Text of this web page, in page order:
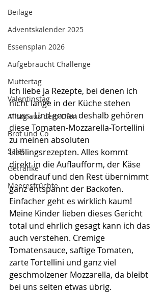
Beilage
Adventskalender 2025
Essensplan 2026
Aufgebraucht Challenge
Muttertag
Valentinstag
Alltag aus dem Ofen
Brot und Co
Salat
Getränke
Meeresfrüchte
Ich liebe ja Rezepte, bei denen ich
nicht lange in der Küche stehen
muss. Und genau deshalb gehören
diese Tomaten-Mozzarella-Tortellini
zu meinen absoluten
Lieblingsrezepten. Alles kommt
direkt in die Auflaufform, der Käse
obendrauf und den Rest übernimmt
ganz entspannt der Backofen.
Einfacher geht es wirklich kaum!
Meine Kinder lieben dieses Gericht
total und ehrlich gesagt kann ich das
auch verstehen. Cremige
Tomatensauce, saftige Tomaten,
zarte Tortellini und ganz viel
geschmolzener Mozzarella, da bleibt
bei uns selten etwas übrig.